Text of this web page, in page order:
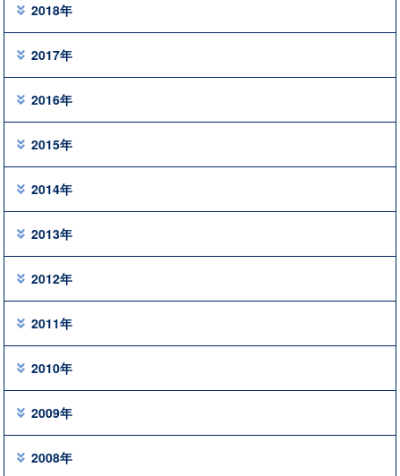
2018年
2017年
2016年
2015年
2014年
2013年
2012年
2011年
2010年
2009年
2008年